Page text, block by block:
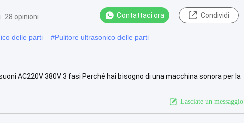
28 opinioni Contattaci ora Condividi
delle parti #Pulitore ultrasonico delle parti
AC220V 380V 3 fasi Perché hai bisogno di una macchina sonora per la
Lasciate un messaggio.